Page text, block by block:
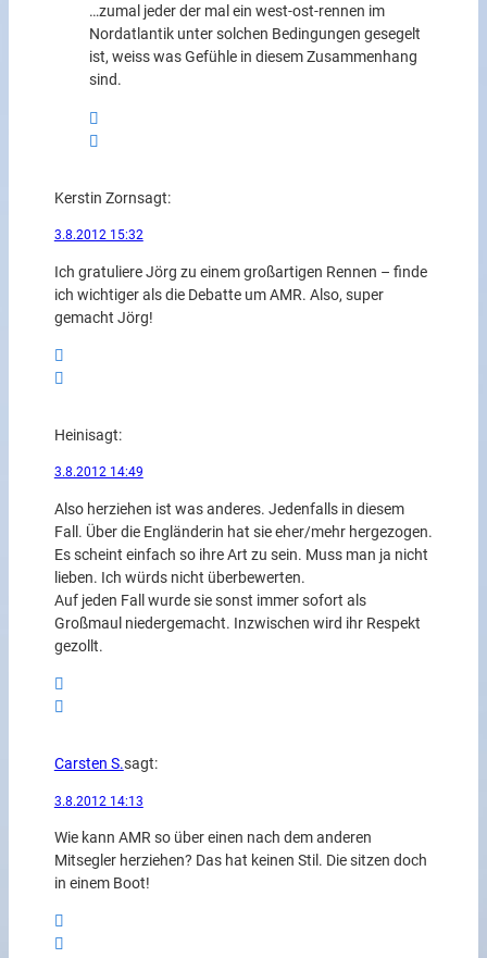
…zumal jeder der mal ein west-ost-rennen im
Nordatlantik unter solchen Bedingungen gesegelt
ist, weiss was Gefühle in diesem Zusammenhang
sind.
Kerstin Zornsagt:
3.8.2012 15:32
Ich gratuliere Jörg zu einem großartigen Rennen – finde
ich wichtiger als die Debatte um AMR. Also, super
gemacht Jörg!
Heinisagt:
3.8.2012 14:49
Also herziehen ist was anderes. Jedenfalls in diesem
Fall. Über die Engländerin hat sie eher/mehr hergezogen.
Es scheint einfach so ihre Art zu sein. Muss man ja nicht
lieben. Ich würds nicht überbewerten.
Auf jeden Fall wurde sie sonst immer sofort als
Großmaul niedergemacht. Inzwischen wird ihr Respekt
gezollt.
Carsten S.sagt:
3.8.2012 14:13
Wie kann AMR so über einen nach dem anderen
Mitsegler herziehen? Das hat keinen Stil. Die sitzen doch
in einem Boot!